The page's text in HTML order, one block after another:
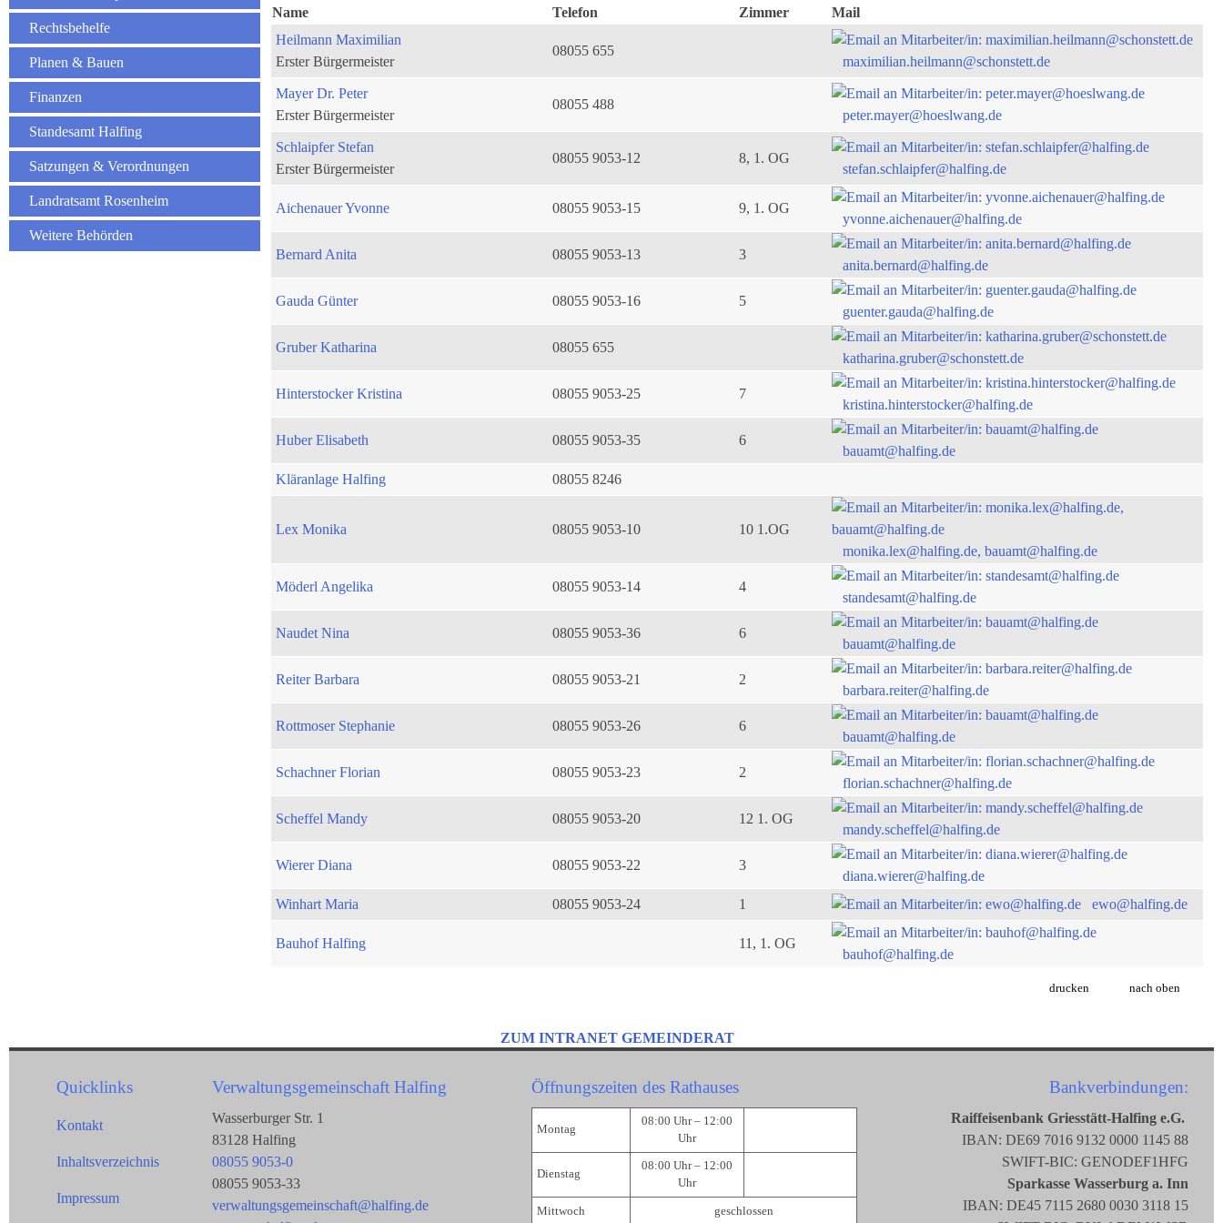
Rechtsbehelfe
Planen & Bauen
Finanzen
Standesamt Halfing
Satzungen & Verordnungen
Landratsamt Rosenheim
Weitere Behörden
Name
Telefon Zimmer
Mail
Heilmann Maximilian
Erster Bürgermeister
08055 655
maximilian.heilmann@schonstett.de
Mayer Dr. Peter
Erster Bürgermeister
08055 488
peter.mayer@hoeslwang.de
Schlaipfer Stefan
Erster Bürgermeister
08055 9053-12 8, 1. OG
stefan.schlaipfer@halfing.de
Aichenauer Yvonne 08055 9053-15 9, 1. OG
yvonne.aichenauer@halfing.de
Bernard Anita 08055 9053-13 3
anita.bernard@halfing.de
Gauda Günter 08055 9053-16 5
guenter.gauda@halfing.de
Gruber Katharina 08055 655
katharina.gruber@schonstett.de
Hinterstocker Kristina 08055 9053-25 7
kristina.hinterstocker@halfing.de
Huber Elisabeth 08055 9053-35 6
bauamt@halfing.de
Kläranlage Halfing
08055 8246
Lex Monika 08055 9053-10
10 1.OG
monika.lex@halfing.de, bauamt@halfing.de
Möderl Angelika 08055 9053-14 4
standesamt@halfing.de
Naudet Nina 08055 9053-36 6
bauamt@halfing.de
Reiter Barbara 08055 9053-21 2
barbara.reiter@halfing.de
Rottmoser Stephanie 08055 9053-26 6
bauamt@halfing.de
Schachner Florian 08055 9053-23 2
florian.schachner@halfing.de
Scheffel Mandy 08055 9053-20 12 1. OG
mandy.scheffel@halfing.de
Wierer Diana 08055 9053-22 3
diana.wierer@halfing.de
Winhart Maria
08055 9053-24 1 ewo@halfing.de
Bauhof Halfing 11, 1. OG
bauhof@halfing.de
drucken nach oben
ZUM INTRANET GEMEINDERAT
Quicklinks
Kontakt
Inhaltsverzeichnis
Impressum
Verwaltungsgemeinschaft Halfing
Wasserburger Str. 1
83128 Halfing
08055 9053-0
08055 9053-33
verwaltungsgemeinschaft@halfing.de
Öffnungszeiten des Rathauses
Montag
08:00 Uhr – 12:00
Uhr
Dienstag
08:00 Uhr – 12:00
Uhr
Mittwoch geschlossen
Bankverbindungen:
Raiffeisenbank Griesstätt-Halfing e.G.
IBAN: DE69 7016 9132 0000 1145 88
SWIFT-BIC: GENODEF1HFG
Sparkasse Wasserburg a. Inn
IBAN: DE45 7115 2680 0030 3118 15